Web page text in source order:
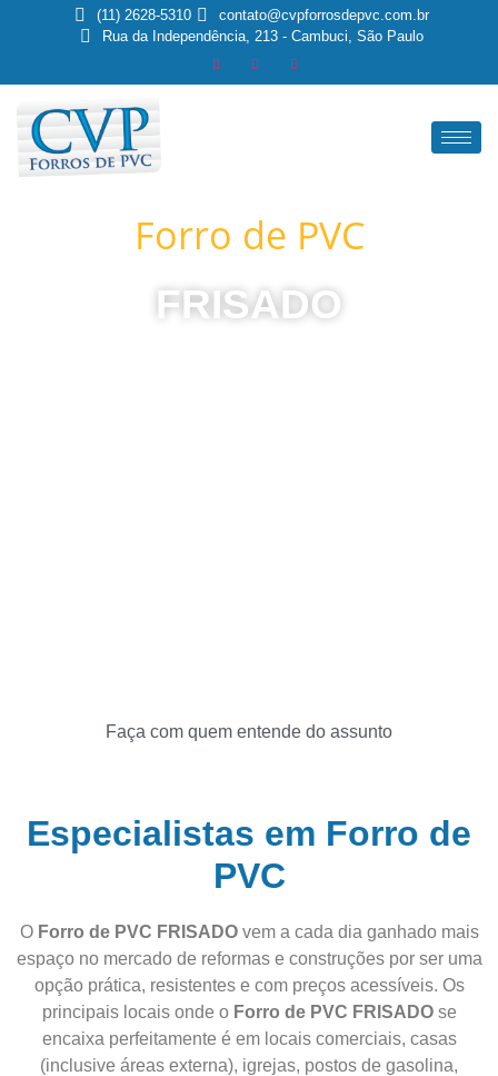
(11) 2628-5310
contato@cvpforrosdepvc.com.br
Rua da Independência, 213 - Cambuci, São Paulo
Forro de PVC
FRISADO
Faça com quem entende do assunto
Especialistas em Forro de
PVC
O Forro de PVC FRISADO vem a cada dia ganhado mais
espaço no mercado de reformas e construções por ser uma
opção prática, resistentes e com preços acessíveis. Os
principais locais onde o Forro de PVC FRISADO se
encaixa perfeitamente é em locais comerciais, casas
(inclusive áreas externa), igrejas, postos de gasolina,